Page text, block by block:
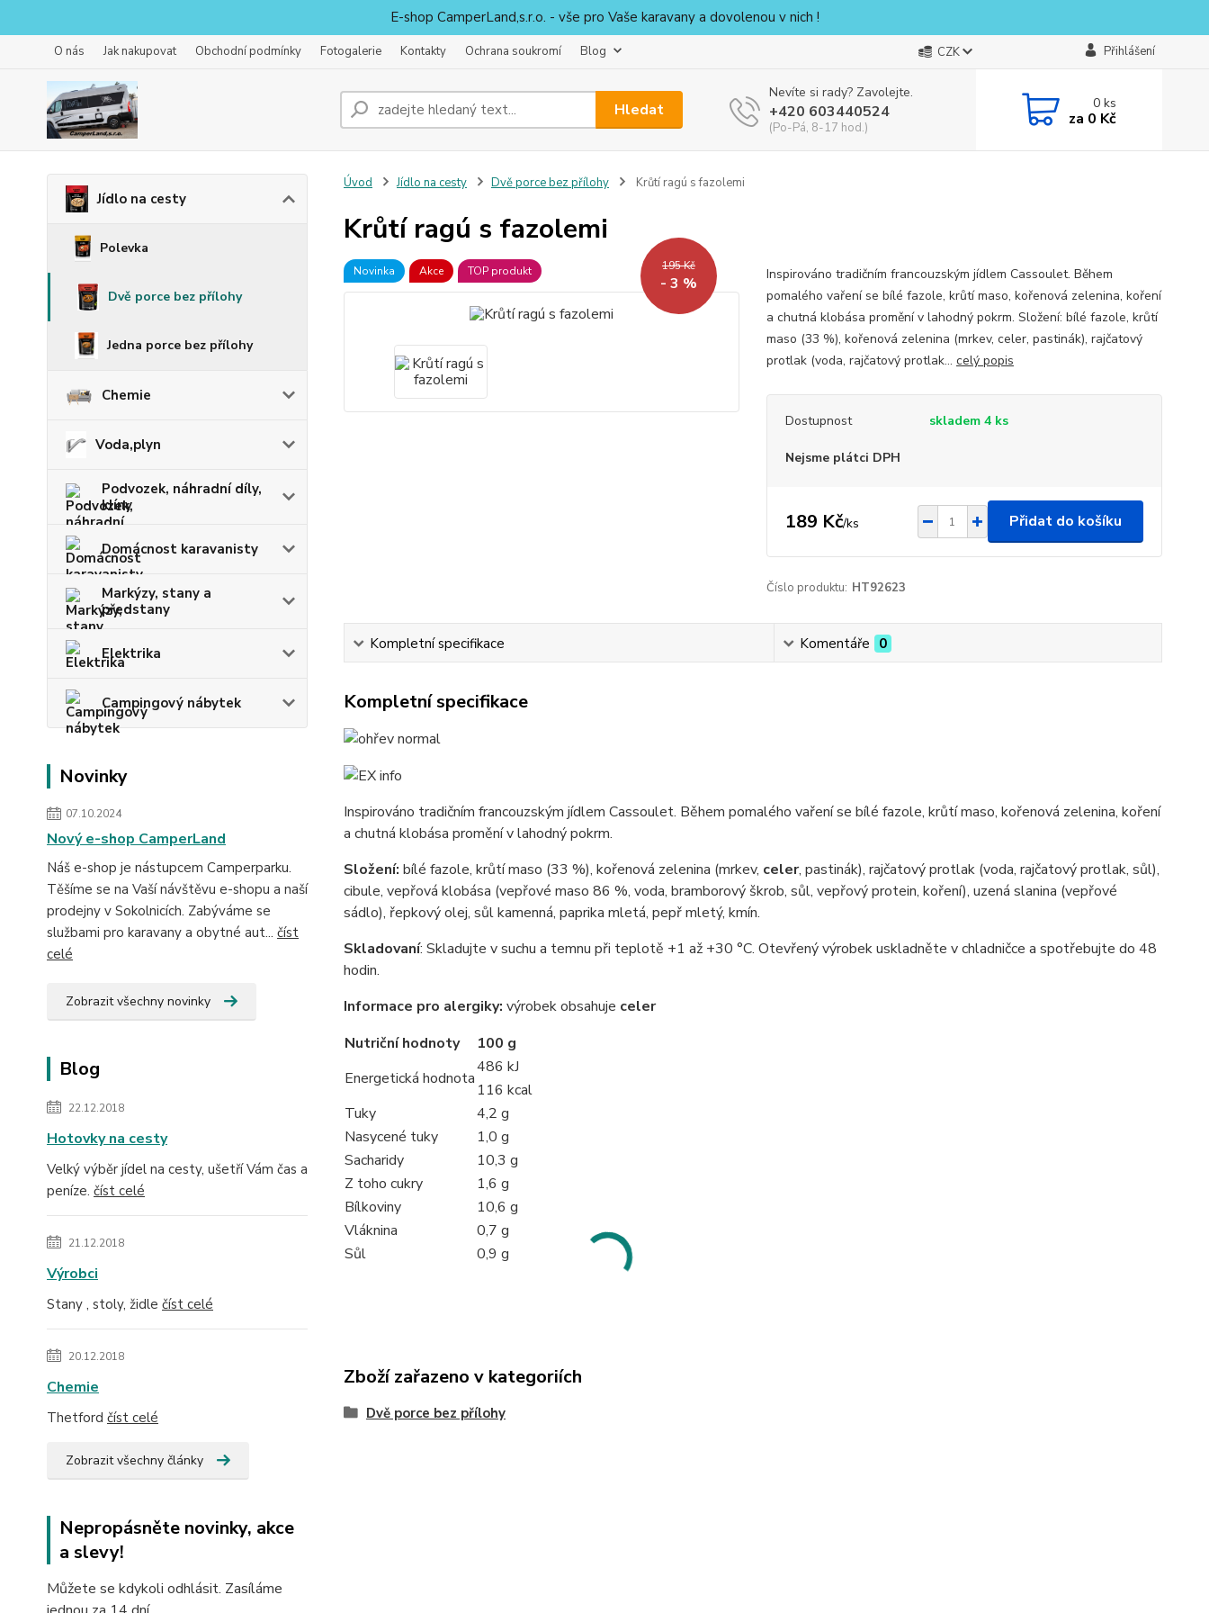
E-shop CamperLand,s.r.o. - vše pro Vaše karavany a dovolenou v nich !
O nás Jak nakupovat Obchodní podmínky Fotogalerie Kontakty Ochrana soukromí Blog CZK Přihlášení
Hledat
Nevíte si rady? Zavolejte.
+420 603440524
(Po-Pá, 8-17 hod.)
0ks
za 0 Kč
Jídlo na cesty
Polevka
Dvě porce bez přílohy
Jedna porce bez přílohy
Chemie
Voda,plyn
Podvozek, náhradní díly,
klíny
Domácnost karavanisty
Markýzy, stany a
předstany
Elektrika
Campingový nábytek
Novinky
07.10.2024
Nový e-shop CamperLand
Náš e-shop je nástupcem Camperparku.
Těšíme se na Vaší návštěvu e-shopu a naší
prodejny v Sokolnicích. Zabýváme se
službami pro karavany a obytné aut... číst
celé
Zobrazit všechny novinky
Blog
22.12.2018
Hotovky na cesty
Velký výběr jídel na cesty, ušetří Vám čas a
peníze. číst celé
21.12.2018
Výrobci
Stany , stoly, židle číst celé
20.12.2018
Chemie
Thetford číst celé
Zobrazit všechny články
Nepropásněte novinky, akce
a slevy!
Můžete se kdykoli odhlásit. Zasíláme
Úvod Jídlo na cesty Dvě porce bez přílohy Krůtí ragú s fazolemi
Krůtí ragú s fazolemi
Novinka Akce TOP produkt 195 Kč
- 3 %
Inspirováno tradičním francouzským jídlem Cassoulet. Během
pomalého vaření se bílé fazole, krůtí maso, kořenová zelenina, koření
a chutná klobása promění v lahodný pokrm. Složení: bílé fazole, krůtí
maso (33 %), kořenová zelenina (mrkev, celer, pastinák), rajčatový
protlak (voda, rajčatový protlak... celý popis
Dostupnost skladem 4 ks
Nejsme plátci DPH
189 Kč/ks Přidat do košíku
Číslo produktu: HT92623
Kompletní specifikace Komentáře 0
Kompletní specifikace
Inspirováno tradičním francouzským jídlem Cassoulet. Během pomalého vaření se bílé fazole, krůtí maso, kořenová zelenina, koření
a chutná klobása promění v lahodný pokrm.
Složení: bílé fazole, krůtí maso (33 %), kořenová zelenina (mrkev, celer, pastinák), rajčatový protlak (voda, rajčatový protlak, sůl),
cibule, vepřová klobása (vepřové maso 86 %, voda, bramborový škrob, sůl, vepřový protein, koření), uzená slanina (vepřové
sádlo), řepkový olej, sůl kamenná, paprika mletá, pepř mletý, kmín.
Skladovaní: Skladujte v suchu a temnu při teplotě +1 až +30 °C. Otevřený výrobek uskladněte v chladničce a spotřebujte do 48
hodin.
Informace pro alergiky: výrobek obsahuje celer
Nutriční hodnoty
100 g
Energetická hodnota
486 kJ
116 kcal
Tuky
4,2 g
Nasycené tuky
1,0 g
Sacharidy
10,3 g
Z toho cukry
1,6 g
Bílkoviny
10,6 g
Vláknina
0,7 g
Sůl
0,9 g
Zboží zařazeno v kategoriích
Dvě porce bez přílohy